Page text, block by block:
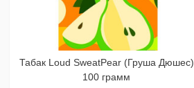
Табак Loud SweatPear (Груша Дюшес)
100 грамм